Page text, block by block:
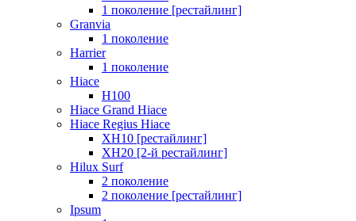
1 поколение [рестайлинг]
Granvia
1 поколение
Harrier
1 поколение
Hiace
H100
Hiace Grand Hiace
Hiace Regius Hiace
XH10 [рестайлинг]
XH20 [2-й рестайлинг]
Hilux Surf
2 поколение
2 поколение [рестайлинг]
Ipsum